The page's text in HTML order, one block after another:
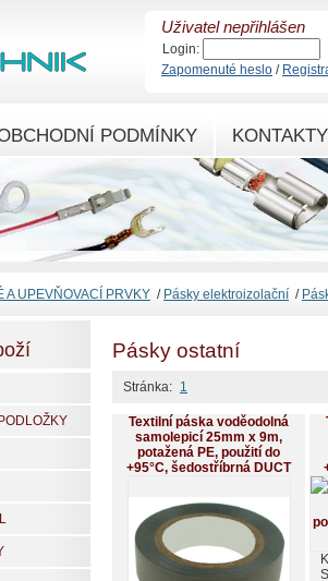
Pásky ostatní
Stránka: 1
Textilní páska voděodolná
samolepicí 25mm x 9m,
potažená PE, použití do
+95°C, šedostříbrná DUCT
A UPEVŇOVACÍ PRVKY / Pásky elektroizolační /
PODMÍNKY KONTAKTY
Uživatel nepřihlášen
Login:
Zapomenuté heslo /